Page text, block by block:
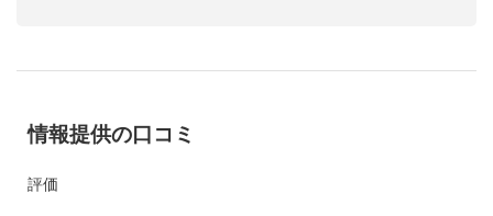
情報提供の口コミ
評価